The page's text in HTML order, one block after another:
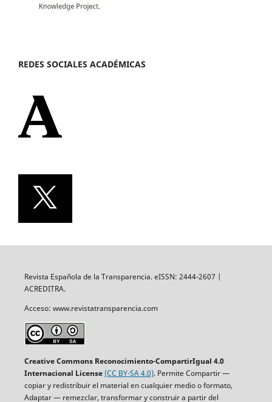
REDES SOCIALES ACADÉMICAS
Revista Española de la Transparencia. eISSN: 2444-2607 |
ACREDITRA.
Acceso: www.revistatransparencia.com
Creative Commons Reconocimiento-CompartirIgual 4.0
Internacional License(CC BY-SA 4.0). Permite Compartir —
copiar y redistribuir el material en cualquier medio o formato,
Adaptar — remezclar, transformar y construir a partir del